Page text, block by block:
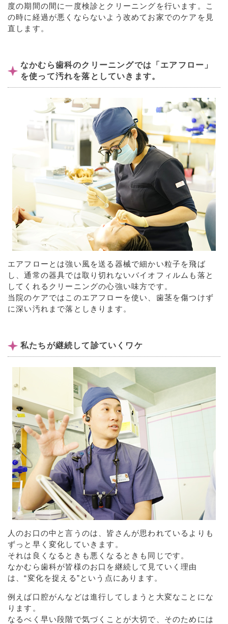
度の期間の間に一度検診とクリーニングを行います。こ
の時に経過が悪くならないよう改めてお家でのケアを見
直します。
なかむら歯科のクリーニングでは「エアフロー」
を使って汚れを落としていきます。
エアフローとは強い風を送る器械で細かい粒子を飛ば
し、通常の器具では取り切れないバイオフィルムも落と
してくれるクリーニングの心強い味方です。
当院のケアではこのエアフローを使い、歯茎を傷つけず
に深い汚れまで落としきります。
私たちが継続して診ていくワケ
人のお口の中と言うのは、皆さんが思われているよりも
ずっと早く変化していきます。
それは良くなるときも悪くなるときも同じです。
なかむら歯科が皆様のお口を継続して見ていく理由
は、“変化を捉える”という点にあります。
例えば口腔がんなどは進行してしまうと大変なことにな
ります。
なるべく早い段階で気づくことが大切で、そのためには